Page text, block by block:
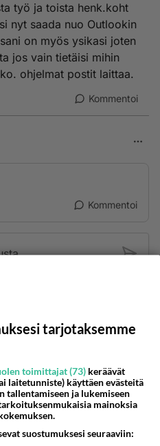
työ ja toista henk.koht
nyt saada nuo Outlookin
on myös ysikasi joten
jos vain tietäisi mihin
ohjelmat postit laittaa.
Kommentoi
Kommentoi
ylös
Näin tekisi ainakin Rydman seuratessaan idolinsa Trumpin mallia https://www.is.fi/politiikka/art-2000012187244.html
1392
tarjotaksemme
toimittajat (73) keräävät
laitetunniste) käyttäen evästeitä
tallentamiseen ja lukemiseen
mainoksia
suostumuksesi seuraaviin: